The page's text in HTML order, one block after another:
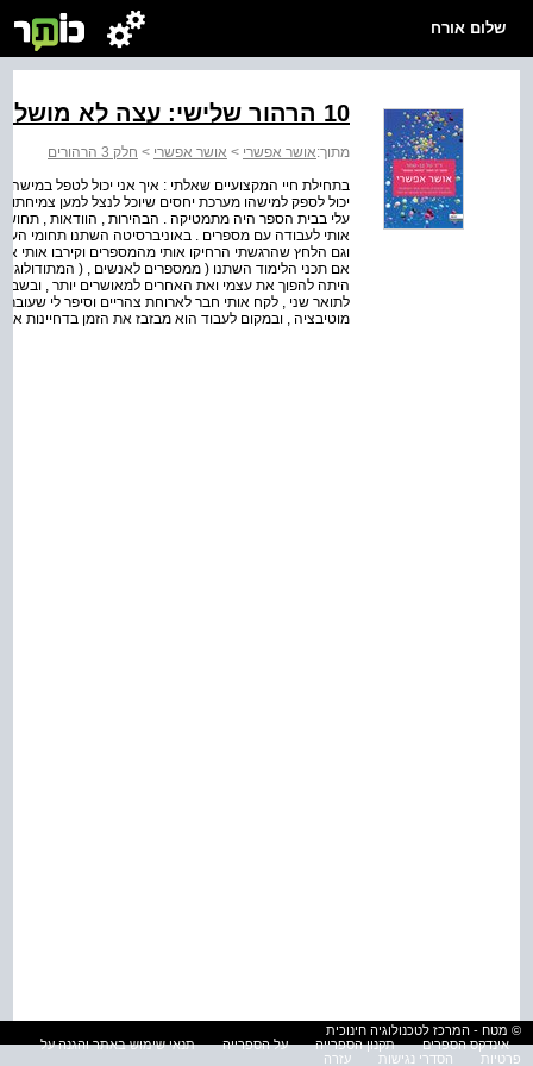
שלום אורח
10 הרהור שלישי: עצה לא מושלמת
מתוך:אושר אפשרי > אושר אפשרי > חלק 3 הרהורים
בתחילת חיי המקצועיים שאלתי : איך אני יכול לטפל
יכול לספק למישהו מערכת יחסים שיוכל לנצל למען
עלי בבית הספר היה מתמטיקה . הבהירות , הוודאות ,
אותי לעבודה עם מספרים . באוניברסיטה השתנו תחומי
וגם הלחץ שהרגשתי הרחיקו אותי מהמספרים וקירבו אותי
אם תכני הלימוד השתנו ( ממספרים לאנשים , (
היתה להפוך את עצמי ואת האחרים למאושרים יותר ,
לתואר שני , לקח אותי חבר לארוחת צהריים וסיפר לי
מוטיבציה , ובמקום לעבוד הוא מבזבז את הזמן בדחיינות
© מטח - המרכז לטכנולוגיה חינוכית
אינדקס הספרים
תקנון הספרייה על הספרייה
תנאי שימוש באתר והגנה על
פרטיות
הסדרי נגישות עזרה